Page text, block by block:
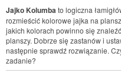
Jajko Kolumba to logiczna
rozmieścić kolorowe jajka na
jakich kolorach powinno się
planszy. Dobrze się zastanów i
następnie sprawdź rozwiązanie.
zadanie?